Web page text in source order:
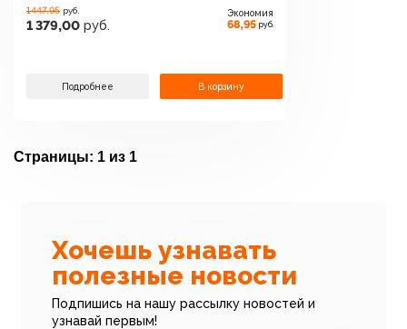
1447.95 руб.
1 379,00 руб.
Экономия
68,95 руб.
Подробнее В корзину
Страницы: 1 из 1
Хочешь узнавать
полезные новости
Подпишись на нашу рассылку новостей и
узнавай первым!